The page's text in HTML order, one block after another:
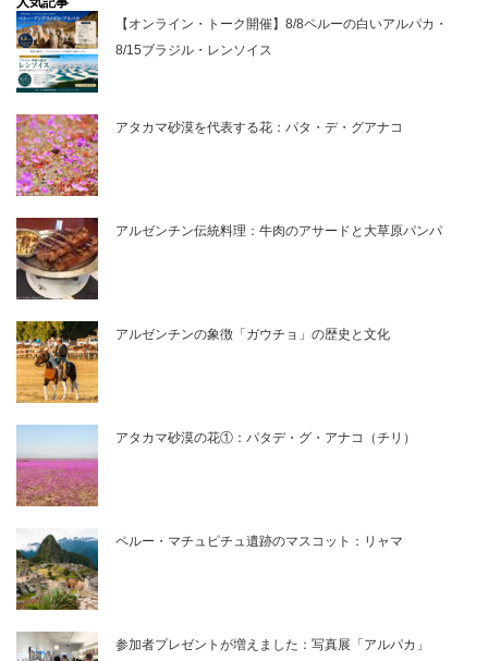
【オンライン・トーク開催】8/8ペルーの白いアルパカ・
8/15ブラジル・レンソイス
アタカマ砂漠を代表する花：パタ・デ・グアナコ
アルゼンチン伝統料理：牛肉のアサードと大草原パンパ
アルゼンチンの象徴「ガウチョ」の歴史と文化
アタカマ砂漠の花①：パタデ・グ・アナコ（チリ）
ペルー・マチュピチュ遺跡のマスコット：リャマ
参加者プレゼントが増えました：写真展「アルパカ」